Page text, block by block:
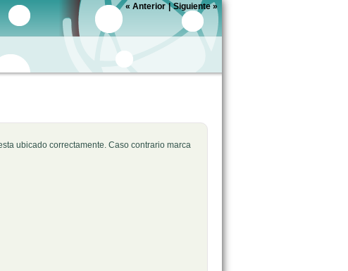
« Anterior|Siguiente»
ubicado correctamente. Caso contrario marca